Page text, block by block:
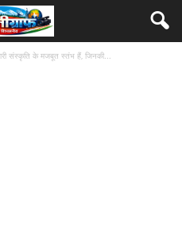
संस्कृति के मजबूत स्तंभ हैं, जिनकी...